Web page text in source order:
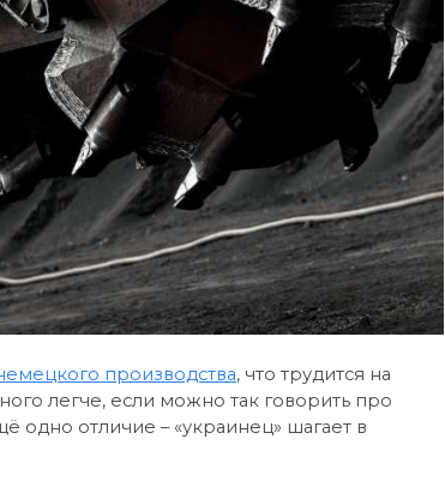
производства, что трудится на
легче, если можно так говорить про
одно отличие – «украинец» шагает в